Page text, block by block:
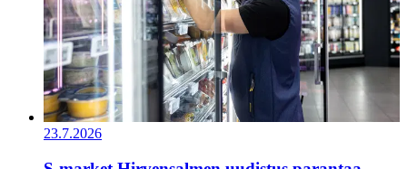
23.7.2026